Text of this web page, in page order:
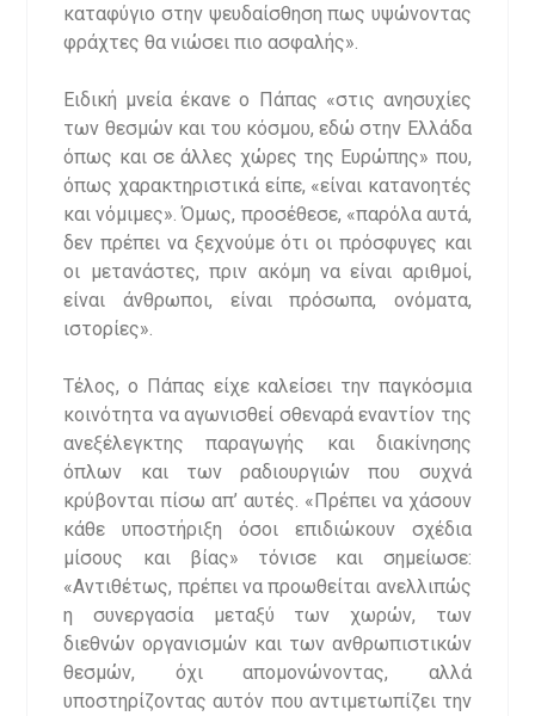
καταφύγιο στην ψευδαίσθηση πως υψώνοντας
φράχτες θα νιώσει πιο ασφαλής».
Ειδική μνεία έκανε ο Πάπας «στις ανησυχίες
των θεσμών και του κόσμου, εδώ στην Ελλάδα
όπως και σε άλλες χώρες της Ευρώπης» που,
όπως χαρακτηριστικά είπε, «είναι κατανοητές
και νόμιμες». Όμως, προσέθεσε, «παρόλα αυτά,
δεν πρέπει να ξεχνούμε ότι οι πρόσφυγες και
οι μετανάστες, πριν ακόμη να είναι αριθμοί,
είναι άνθρωποι, είναι πρόσωπα, ονόματα,
ιστορίες».
Τέλος, ο Πάπας είχε καλείσει την παγκόσμια
κοινότητα να αγωνισθεί σθεναρά εναντίον της
ανεξέλεγκτης παραγωγής και διακίνησης
όπλων και των ραδιουργιών που συχνά
κρύβονται πίσω απ’ αυτές. «Πρέπει να χάσουν
κάθε υποστήριξη όσοι επιδιώκουν σχέδια
μίσους και βίας» τόνισε και σημείωσε:
«Αντιθέτως, πρέπει να προωθείται ανελλιπώς
η συνεργασία μεταξύ των χωρών, των
διεθνών οργανισμών και των ανθρωπιστικών
θεσμών, όχι απομονώνοντας, αλλά
υποστηρίζοντας αυτόν που αντιμετωπίζει την